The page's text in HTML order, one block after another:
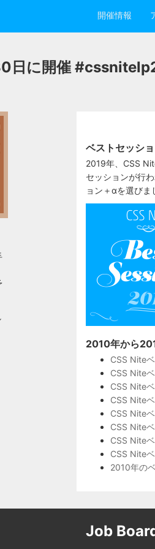
開催情報
日に開催
ベストセッシ
2019年、CSS
セッションが行
ョン＋αを選びま
2010年から
CSS Nite
CSS Nite
CSS Nite
CSS Nite
CSS Nite
CSS Nite
CSS Nite
CSS Nite
2010年の
Job